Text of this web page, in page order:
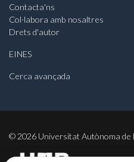
Contacta'ns
Col·labora amb nosaltres
Drets d'autor
EINES
Cerca avançada
© 2026 Universitat Autònoma de